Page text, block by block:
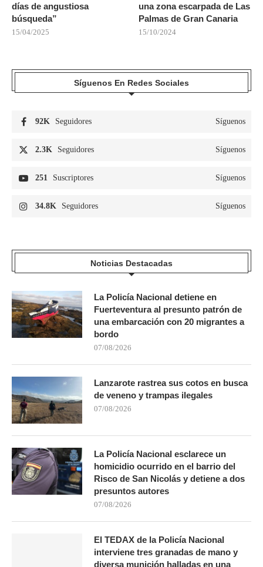
días de angustiosa
búsqueda”
15/04/2025
una zona escarpada de Las
Palmas de Gran Canaria
15/10/2024
Síguenos En Redes Sociales
92K Seguidores Síguenos
2.3K Seguidores Síguenos
251 Suscriptores Síguenos
34.8K Seguidores Síguenos
Noticias Destacadas
La Policía Nacional detiene en
Fuerteventura al presunto patrón de
una embarcación con 20 migrantes a
bordo
07/08/2026
Lanzarote rastrea sus cotos en busca
de veneno y trampas ilegales
07/08/2026
La Policía Nacional esclarece un
homicidio ocurrido en el barrio del
Risco de San Nicolás y detiene a dos
presuntos autores
07/08/2026
El TEDAX de la Policía Nacional
interviene tres granadas de mano y
diversa munición halladas en una